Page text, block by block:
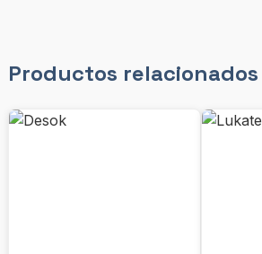
Productos relacionados